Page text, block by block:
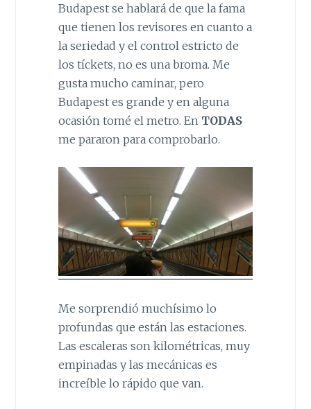
Budapest se hablará de que la fama
que tienen los revisores en cuanto a
la seriedad y el control estricto de
los tíckets, no es una broma. Me
gusta mucho caminar, pero
Budapest es grande y en alguna
ocasión tomé el metro. En TODAS
me pararon para comprobarlo.
Me sorprendió muchísimo lo
profundas que están las estaciones.
Las escaleras son kilométricas, muy
empinadas y las mecánicas es
increíble lo rápido que van.